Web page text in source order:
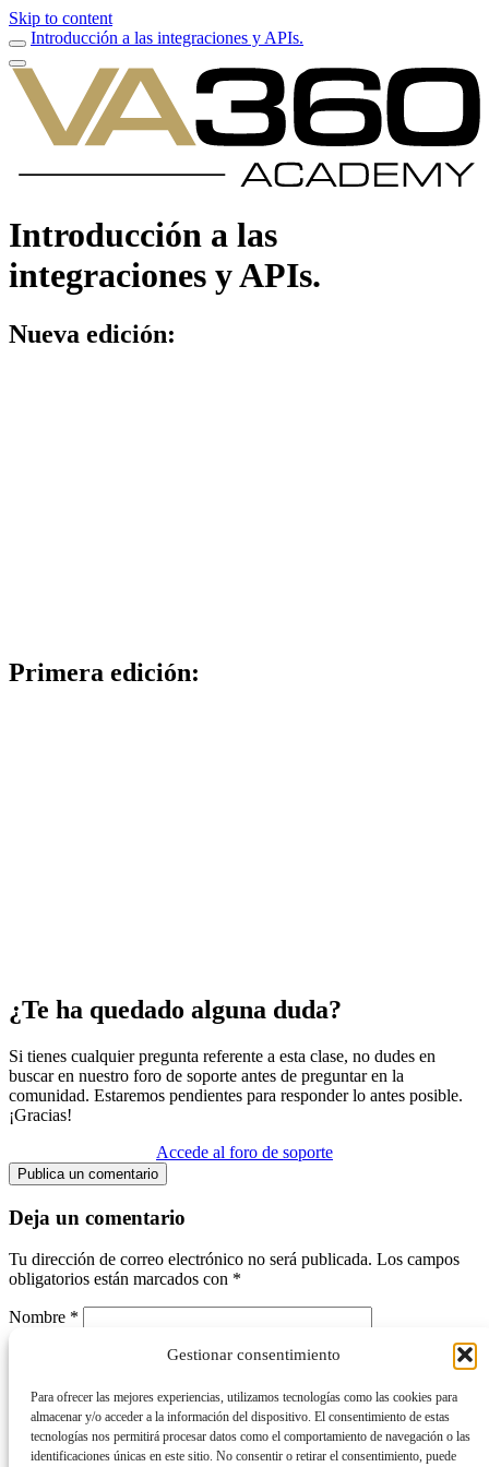
Gestionar consentimiento
Para ofrecer las mejores experiencias, utilizamos tecnologías como las cookies para
almacenar y/o acceder a la información del dispositivo. El consentimiento de estas
tecnologías nos permitirá procesar datos como el comportamiento de navegación o las
identificaciones únicas en este sitio. No consentir o retirar el consentimiento, puede
Skip to content
Introducción a las integraciones y APIs.
Introducción a las
integraciones y APIs.
Nueva edición:
Primera edición:
¿Te ha quedado alguna duda?
Si tienes cualquier pregunta referente a esta clase, no dudes en
buscar en nuestro foro de soporte antes de preguntar en la
comunidad. Estaremos pendientes para responder lo antes posible.
¡Gracias!
Accede al foro de soporte
Publica un comentario
Deja un comentario
Tu dirección de correo electrónico no será publicada. Los campos
obligatorios están marcados con *
Nombre *
Web
Comentario*